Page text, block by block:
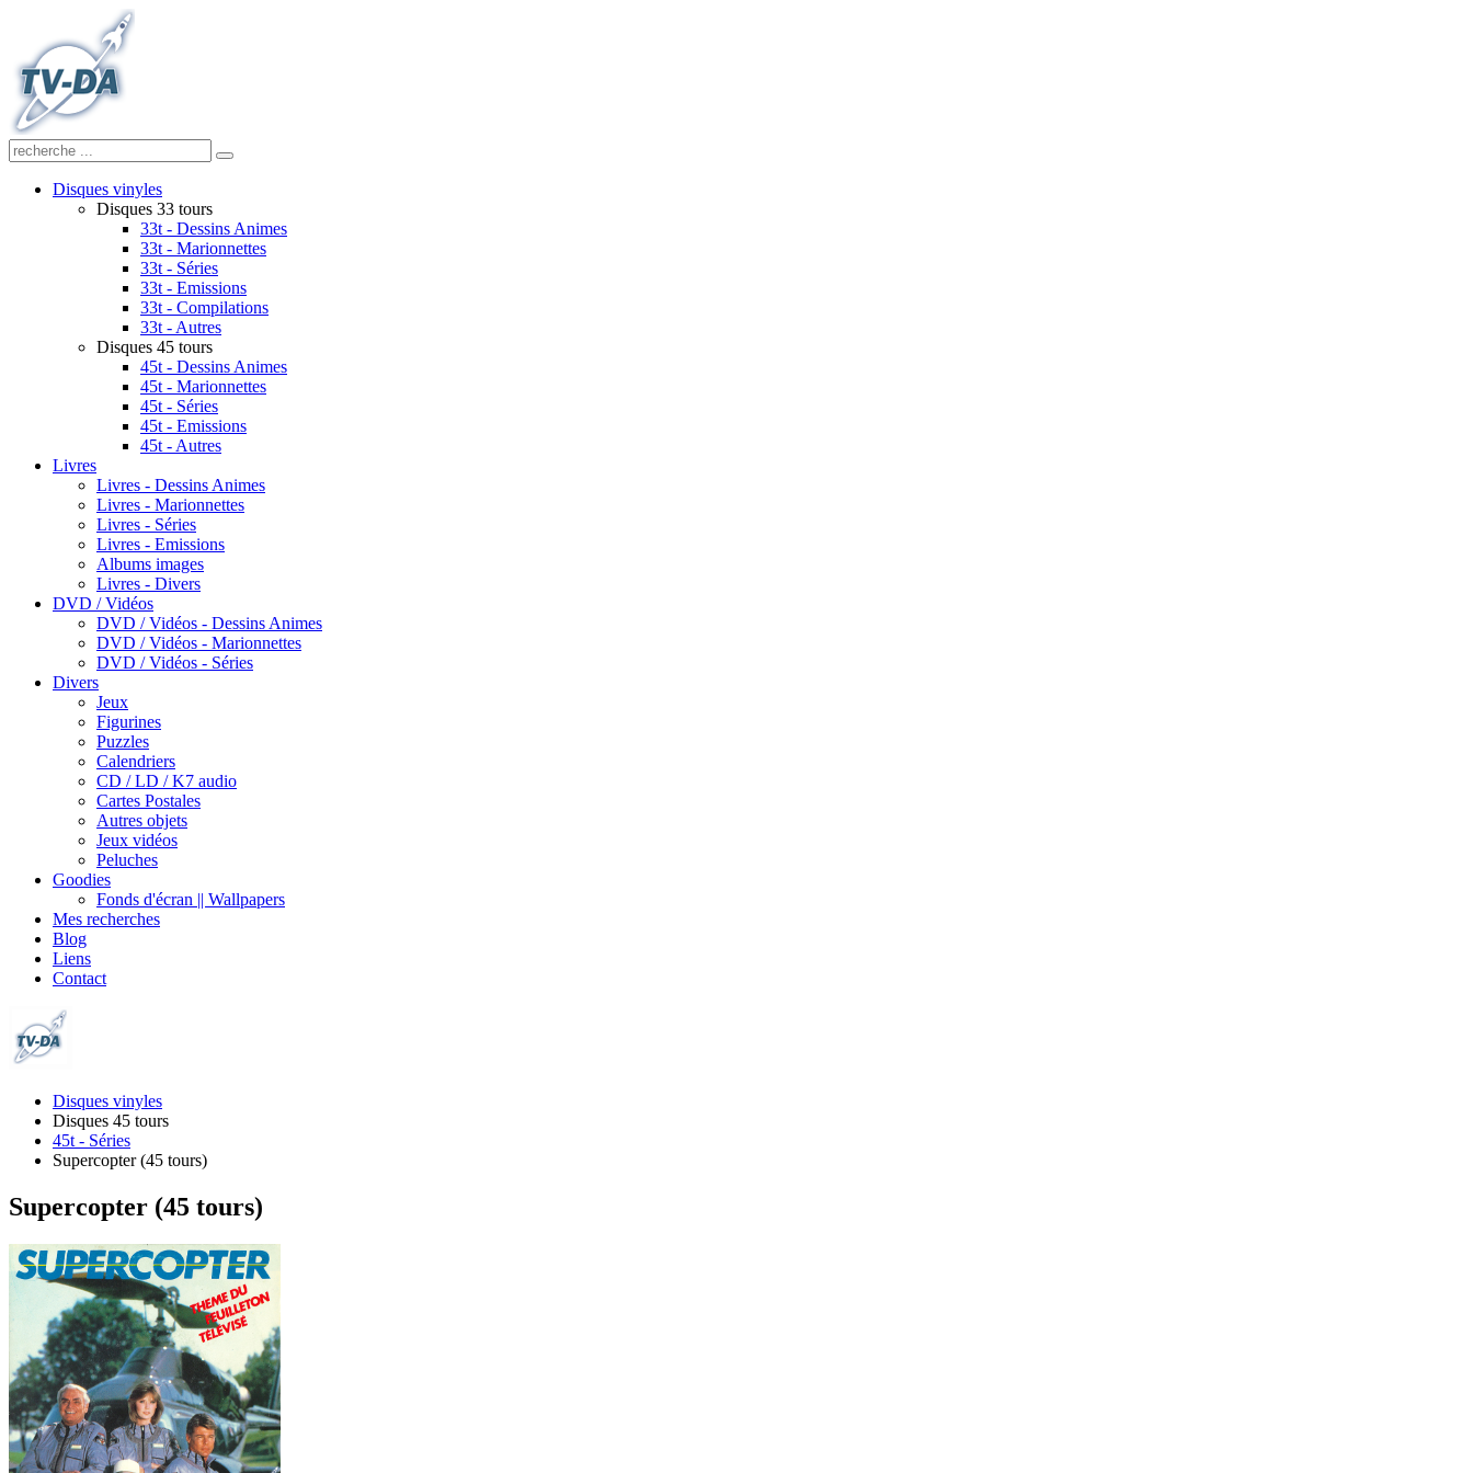
Disques vinyles
Disques 33 tours
33t - Dessins Animes
33t - Marionnettes
33t - Séries
33t - Emissions
33t - Compilations
33t - Autres
Disques 45 tours
45t - Dessins Animes
45t - Marionnettes
45t - Séries
45t - Emissions
45t - Autres
Livres
Livres - Dessins Animes
Livres - Marionnettes
Livres - Séries
Livres - Emissions
Albums images
Livres - Divers
DVD / Vidéos
DVD / Vidéos - Dessins Animes
DVD / Vidéos - Marionnettes
DVD / Vidéos - Séries
Divers
Jeux
Figurines
Puzzles
Calendriers
CD / LD / K7 audio
Cartes Postales
Autres objets
Jeux vidéos
Peluches
Goodies
Fonds d'écran || Wallpapers
Mes recherches
Blog
Liens
Contact
Disques vinyles
Disques 45 tours
45t - Séries
Supercopter (45 tours)
Supercopter (45 tours)